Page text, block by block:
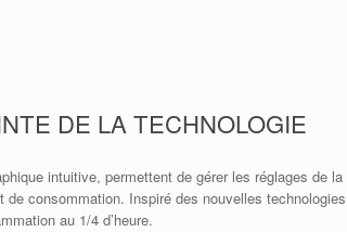
DE LA TECHNOLOGIE
intuitive, permettent de gérer les réglages de
de consommation. Inspiré des nouvelles
au 1/4 d’heure.